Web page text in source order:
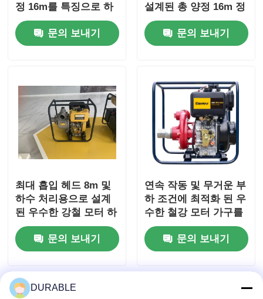
정 16m를 특징으로 하
는 하수 처리장용 하수
펌프
문의 보내기
설계된 총 양정 16m 정
격의 전기 고유량 펌프
문의 보내기
최대 흡입 헤드 8m 및
하수 처리용으로 설계
된 우수한 강철 모터 하
우징을 갖춘 100mm 배
출구 직경 하수 펌프
문의 보내기
연속 작동 및 무거운 부
하 조건에 최적화 된 우
수한 철강 모터 가구를
갖춘 배수 디젤 펌프
문의 보내기
DURABLE